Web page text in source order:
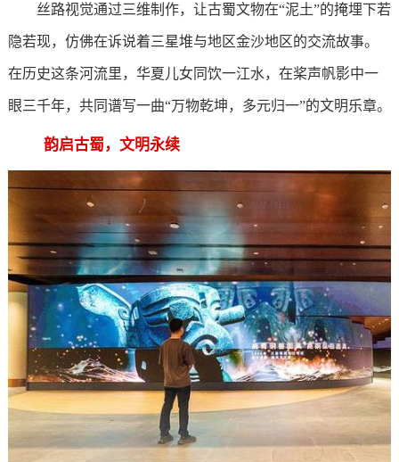
丝路视觉通过三维制作，让古蜀文物在“泥土”的掩埋下若
隐若现，仿佛在诉说着三星堆与地区金沙地区的交流故事。
在历史这条河流里，华夏儿女同饮一江水，在桨声帆影中一
眼三千年，共同谱写一曲“万物乾坤，多元归一”的文明乐章。
韵启古蜀，文明永续